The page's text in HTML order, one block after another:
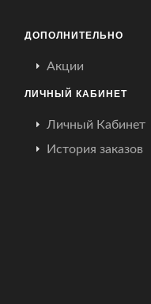
ДОПОЛНИТЕЛЬНО
Акции
ЛИЧНЫЙ КАБИНЕТ
Личный Кабинет
История заказов